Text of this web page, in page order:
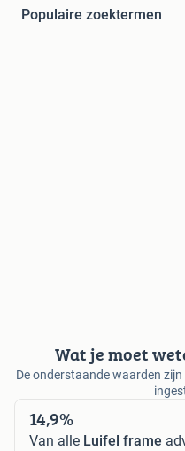
Populaire zoektermen
Wat je moet
De onderstaande waarden
14,9%
Van alle Luifel frame